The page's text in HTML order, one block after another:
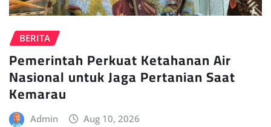
BERITA
Pemerintah Perkuat Ketahanan Air
Nasional untuk Jaga Pertanian Saat
Kemarau
Admin Aug 10, 2026